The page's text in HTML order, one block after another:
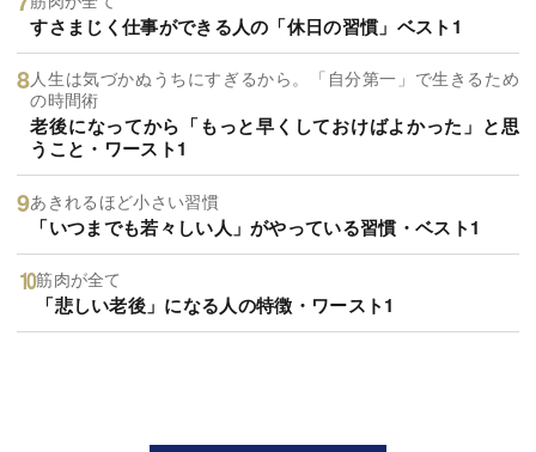
すさまじく仕事ができる人の「休日の習慣」ベスト1
人生は気づかぬうちにすぎるから。「自分第一」で生きるため
の時間術
老後になってから「もっと早くしておけばよかった」と思
うこと・ワースト1
あきれるほど小さい習慣
「いつまでも若々しい人」がやっている習慣・ベスト1
筋肉が全て
「悲しい老後」になる人の特徴・ワースト1